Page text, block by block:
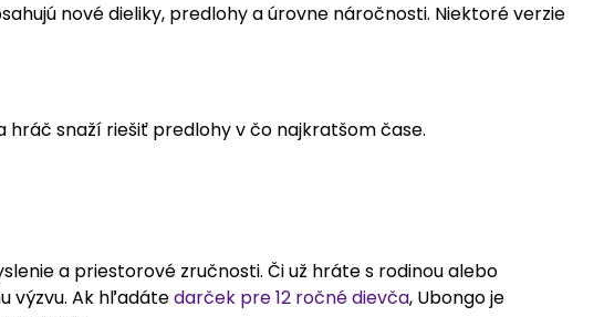
nové dieliky, predlohy a úrovne náročnosti. Niektoré verzie
hráč snaží riešiť predlohy v čo najkratšom čase.
a priestorové zručnosti. Či už hráte s rodinou alebo
výzvu. Ak hľadátedarček pre 12 ročné dievča, Ubongo je